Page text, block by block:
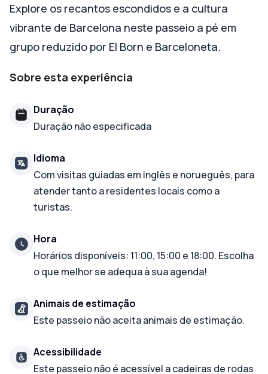
Explore os recantos escondidos e a cultura
vibrante de Barcelona neste passeio a pé em
grupo reduzido por El Born e Barceloneta.
Sobre esta experiência
Duração
Duração não especificada
Idioma
Com visitas guiadas em inglês e norueguês, para
atender tanto a residentes locais como a
turistas.
Hora
Horários disponíveis: 11:00, 15:00 e 18:00. Escolha
o que melhor se adequa à sua agenda!
Animais de estimação
Este passeio não aceita animais de estimação.
Acessibilidade
Este passeio não é acessível a cadeiras de rodas